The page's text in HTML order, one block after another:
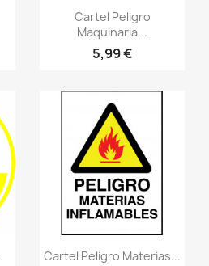
visibilityVistazo rápido
Cartel Peligro
Maquinaria...
5,99 €
visibilityVistazo rápido
Cartel Peligro Materias...